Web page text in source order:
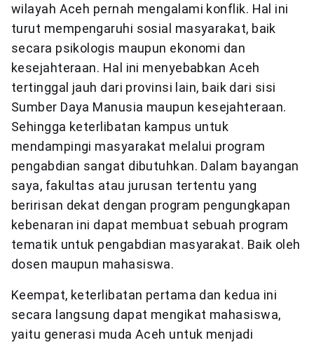
wilayah Aceh pernah mengalami konflik. Hal ini
turut mempengaruhi sosial masyarakat, baik
secara psikologis maupun ekonomi dan
kesejahteraan. Hal ini menyebabkan Aceh
tertinggal jauh dari provinsi lain, baik dari sisi
Sumber Daya Manusia maupun kesejahteraan.
Sehingga keterlibatan kampus untuk
mendampingi masyarakat melalui program
pengabdian sangat dibutuhkan. Dalam bayangan
saya, fakultas atau jurusan tertentu yang
beririsan dekat dengan program pengungkapan
kebenaran ini dapat membuat sebuah program
tematik untuk pengabdian masyarakat. Baik oleh
dosen maupun mahasiswa.
Keempat, keterlibatan pertama dan kedua ini
secara langsung dapat mengikat mahasiswa,
yaitu generasi muda Aceh untuk menjadi